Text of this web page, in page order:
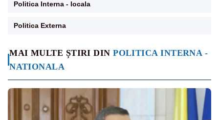
MAI MULTE ȘTIRI DINPOLITICA INTERNA -
NATIONALA
Politica Interna - locala
Politica Externa